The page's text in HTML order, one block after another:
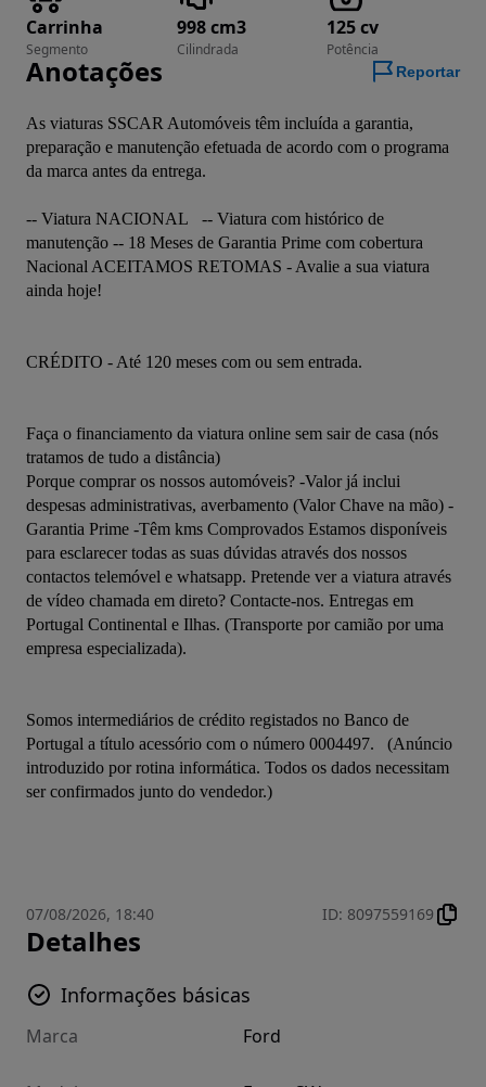
Carrinha
Segmento
998 cm3
Cilindrada
125 cv
Potência
Anotações Reportar
As viaturas SSCAR Automóveis têm incluída a garantia,
preparação e manutenção efetuada de acordo com o programa
da marca antes da entrega.
-- Viatura NACIONAL   -- Viatura com histórico de
manutenção -- 18 Meses de Garantia Prime com cobertura
Nacional ACEITAMOS RETOMAS - Avalie a sua viatura
ainda hoje!
CRÉDITO - Até 120 meses com ou sem entrada.
Faça o financiamento da viatura online sem sair de casa (nós
tratamos de tudo a distância)
Porque comprar os nossos automóveis? -Valor já inclui
despesas administrativas, averbamento (Valor Chave na mão) -
Garantia Prime -Têm kms Comprovados Estamos disponíveis
para esclarecer todas as suas dúvidas através dos nossos
contactos telemóvel e whatsapp. Pretende ver a viatura através
de vídeo chamada em direto? Contacte-nos. Entregas em
Portugal Continental e Ilhas. (Transporte por camião por uma
empresa especializada).
Somos intermediários de crédito registados no Banco de
Portugal a título acessório com o número 0004497.   (Anúncio
introduzido por rotina informática. Todos os dados necessitam
ser confirmados junto do vendedor.)
07/08/2026, 18:40 ID: 8097559169
Detalhes
Informações básicas
Marca Ford